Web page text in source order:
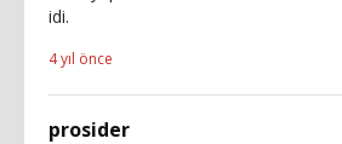
idi.
4 yıl önce
prosider